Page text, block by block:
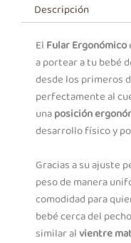
Descripción
El Fular Ergonómico
a portear a tu bebé
desde los primeros
perfectamente al
unaposición
desarrollo físico y
Gracias a su ajuste
peso de manera
comodidad para
bebé cerca del
similar alvientre